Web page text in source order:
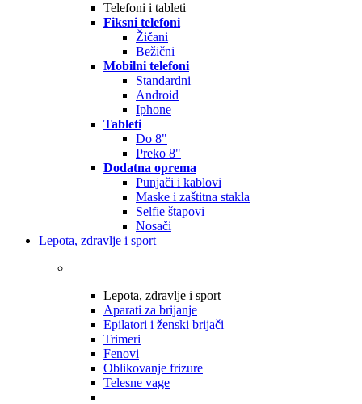
Telefoni i tableti
Fiksni telefoni
Žičani
Bežični
Mobilni telefoni
Standardni
Android
Iphone
Tableti
Do 8"
Preko 8"
Dodatna oprema
Punjači i kablovi
Maske i zaštitna stakla
Selfie štapovi
Nosači
Lepota, zdravlje i sport
Lepota, zdravlje i sport
Aparati za brijanje
Epilatori i ženski brijači
Trimeri
Fenovi
Oblikovanje frizure
Telesne vage